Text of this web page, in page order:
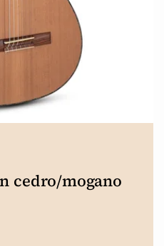
cedro/mogano